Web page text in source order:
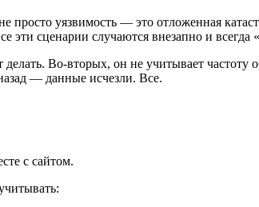
просто уязвимость — это отложенная
сценарии случаются внезапно и всегда
Во-вторых, он не учитывает
— данные исчезли. Все.
с сайтом.